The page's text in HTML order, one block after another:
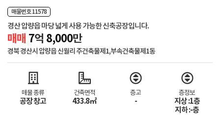
매물번호 11578
경산 압량읍 마당 넓게 사용 가능한 신축공장입니다.
매매 7억 8,000만
경북 경산시 압량읍 신월리 주건축물제1,부속건축물제1동
매물 종류
공장 창고
건축면적
433.8㎡
층고
-
층정보
지상 :1층
지하 :-층